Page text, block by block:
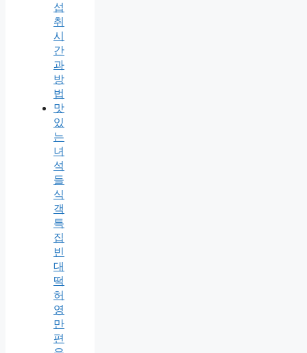
섭
취
시
간
과
방
법
맛
있
는
녀
석
들
식
객
특
집
빈
대
떡
허
영
만
편